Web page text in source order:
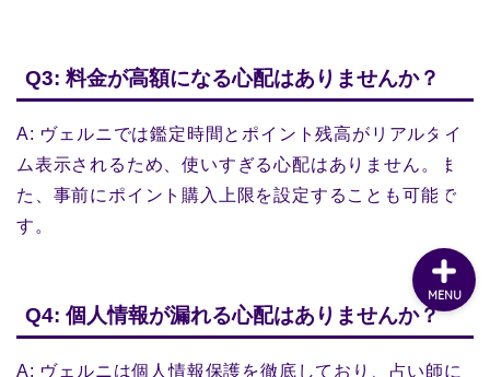
Q3: 料金が高額になる心配はありませんか？
A: ヴェルニでは鑑定時間とポイント残高がリアルタイ
ム表示されるため、使いすぎる心配はありません。ま
た、事前にポイント購入上限を設定することも可能で
す。
Q4: 個人情報が漏れる心配はありませんか？
A: ヴェルニは個人情報保護を徹底しており、占い師に
MENU